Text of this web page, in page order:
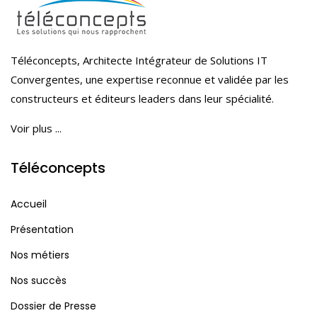
Téléconcepts, Architecte Intégrateur de Solutions IT
Convergentes, une expertise reconnue et validée par les
constructeurs et éditeurs leaders dans leur spécialité.
Voir plus ...
Téléconcepts
Accueil
Présentation
Nos métiers
Nos succès
Dossier de Presse